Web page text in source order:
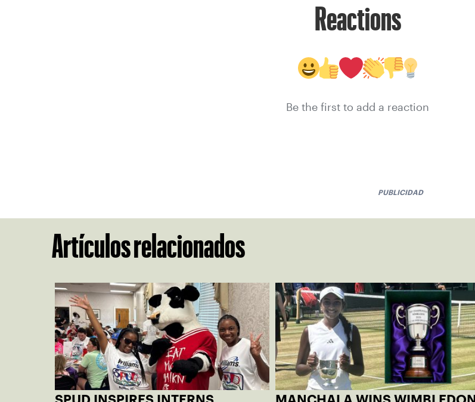
Reactions
Be the first to add a reaction
PUBLICIDAD
Artículos relacionados
SPUD INSPIRES INTERNS MANCHALA WINS WIMBLEDON